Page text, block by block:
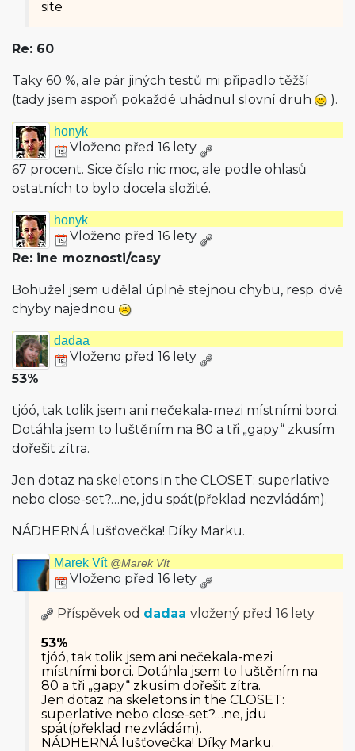
site
Re: 60
Taky 60 %, ale pár jiných testů mi připadlo těžší
(tady jsem aspoň pokaždé uhádnul slovní druh
).
honyk
Vloženo před 16 lety
67 procent. Sice číslo nic moc, ale podle ohlasů
ostatních to bylo docela složité.
honyk
Vloženo před 16 lety
Re: ine moznosti/casy
Bohužel jsem udělal úplně stejnou chybu, resp. dvě
chyby najednou
dadaa
Vloženo před 16 lety
53%
tjóó, tak tolik jsem ani nečekala-mezi místními borci.
Dotáhla jsem to luštěním na 80 a tři „gapy“ zkusím
dořešit zítra.
Jen dotaz na skeletons in the CLOSET: superlative
nebo close-set?…ne, jdu spát(překlad nezvládám).
NÁDHERNÁ lušťovečka! Díky Marku.
Marek Vít @Marek Vít
Vloženo před 16 lety
Příspěvek od dadaa vložený před 16 lety
53%
tjóó, tak tolik jsem ani nečekala-mezi
místními borci. Dotáhla jsem to luštěním na
80 a tři „gapy“ zkusím dořešit zítra.
Jen dotaz na skeletons in the CLOSET:
superlative nebo close-set?…ne, jdu
spát(překlad nezvládám).
NÁDHERNÁ lušťovečka! Díky Marku.